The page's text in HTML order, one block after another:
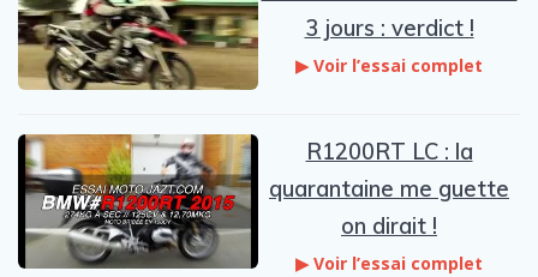
3 jours : verdict !
▶ Voir l’essai complet
R1200RT LC : la
quarantaine me guette
on dirait !
▶ Voir l’essai complet